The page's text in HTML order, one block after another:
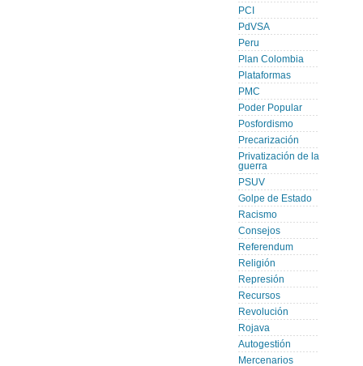
PCI
PdVSA
Peru
Plan Colombia
Plataformas
PMC
Poder Popular
Posfordismo
Precarización
Privatización de la
guerra
PSUV
Golpe de Estado
Racismo
Consejos
Referendum
Religión
Represión
Recursos
Revolución
Rojava
Autogestión
Mercenarios